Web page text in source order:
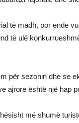
të madh, por ende
të ulë
për sezonin dhe se
ajrore është një hap
më shumë